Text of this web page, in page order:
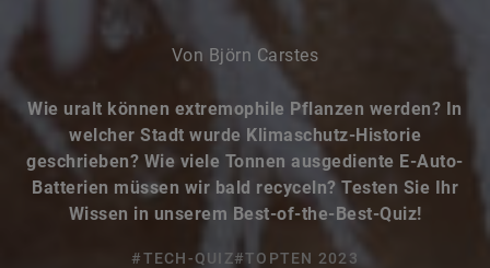
Von Björn Carstes
Wie uralt können extremophile Pflanzen werden? In
welcher Stadt wurde Klimaschutz-Historie
geschrieben? Wie viele Tonnen ausgediente E-Auto-
Batterien müssen wir bald recyceln? Testen Sie Ihr
Wissen in unserem Best-of-the-Best-Quiz!
#TECH-QUIZ#TOPTEN 2023